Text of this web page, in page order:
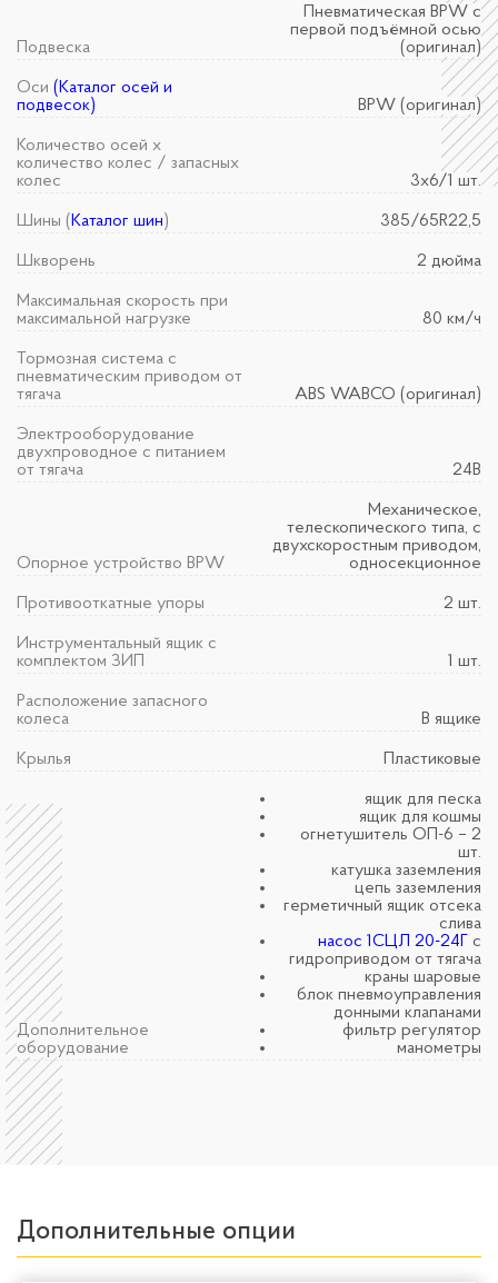
Подвеска
Пневматическая BPW с
первой подъёмной осью
(оригинал)
Оси (Каталог осей и
подвесок)
BPW (оригинал)
Количество осей х
количество колес / запасных
колес
3х6/1 шт.
Шины ( Каталог шин) 385/65R22,5
Шкворень 2 дюйма
Максимальная скорость при
максимальной нагрузке
80 км/ч
Тормозная система с
пневматическим приводом от
тягача
ABS WABCO (оригинал)
Электрооборудование
двухпроводное с питанием
от тягача
24В
Опорное устройство BPW
Механическое,
телескопического типа, с
двухскоростным приводом,
односекционное
Противооткатные упоры 2 шт.
Инструментальный ящик с
комплектом ЗИП
1 шт.
Расположение запасного
колеса
В ящике
Крылья Пластиковые
Дополнительное
оборудование
ящик для песка
ящик для кошмы
огнетушитель ОП-6 – 2
шт.
катушка заземления
цепь заземления
герметичный ящик отсека
слива
насос 1СЦЛ 20-24Г
с
гидроприводом от тягача
краны шаровые
блок пневмоуправления
донными клапанами
фильтр регулятор
манометры
Дополнительные опции